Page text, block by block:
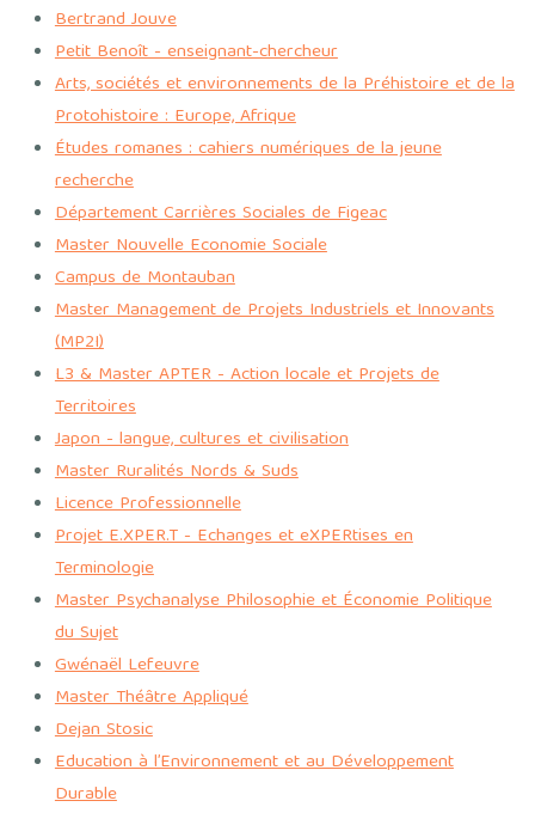
Bertrand Jouve
Petit Benoît - enseignant-chercheur
Arts, sociétés et environnements de la Préhistoire et de la
Protohistoire : Europe, Afrique
Études romanes : cahiers numériques de la jeune
recherche
Département Carrières Sociales de Figeac
Master Nouvelle Economie Sociale
Campus de Montauban
Master Management de Projets Industriels et Innovants
(MP2I)
L3 & Master APTER - Action locale et Projets de
Territoires
Japon - langue, cultures et civilisation
Master Ruralités Nords & Suds
Licence Professionnelle
Projet E.XPER.T - Echanges et eXPERtises en
Terminologie
Master Psychanalyse Philosophie et Économie Politique
du Sujet
Gwénaël Lefeuvre
Master Théâtre Appliqué
Dejan Stosic
Education à l’Environnement et au Développement
Durable